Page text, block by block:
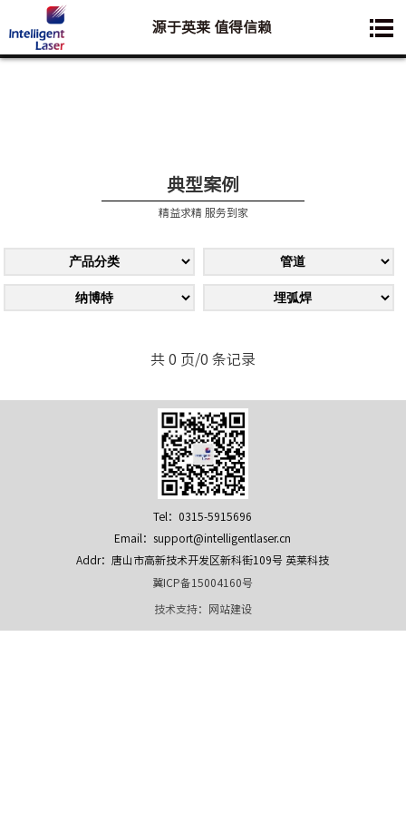
您想要了解的业务是:
源于英莱 值得信赖
典型案例
精益求精 服务到家
共 0 页/0 条记录
Tel：0315-5915696
Email：support@intelligentlaser.cn
Addr：唐山市高新技术开发区新科街109号 英莱科技
冀ICP备15004160号
技术支持： 网站建设